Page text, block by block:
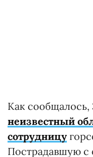
Как сообщалось,
неизвестный
сотрудницу
Пострадавшую с